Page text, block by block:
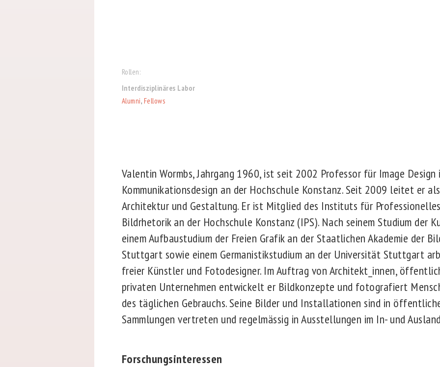
Rollen:
Interdisziplinäres Labor
Alumni, Fellows
Valentin Wormbs, Jahrgang 1960, ist seit 2002 Professor für Image Design
Kommunikationsdesign an der Hochschule Konstanz. Seit 2009 leitet er
Architektur und Gestaltung. Er ist Mitglied des Instituts für
Bildrhetorik an der Hochschule Konstanz (IPS). Nach seinem Studium der
einem Aufbaustudium der Freien Grafik an der Staatlichen Akademie der
Stuttgart sowie einem Germanistikstudium an der Universität Stuttgart
freier Künstler und Fotodesigner. Im Auftrag von Architekt_innen,
privaten Unternehmen entwickelt er Bildkonzepte und fotografiert
des täglichen Gebrauchs. Seine Bilder und Installationen sind in
Sammlungen vertreten und regelmässig in Ausstellungen im In- und
Forschungsinteressen